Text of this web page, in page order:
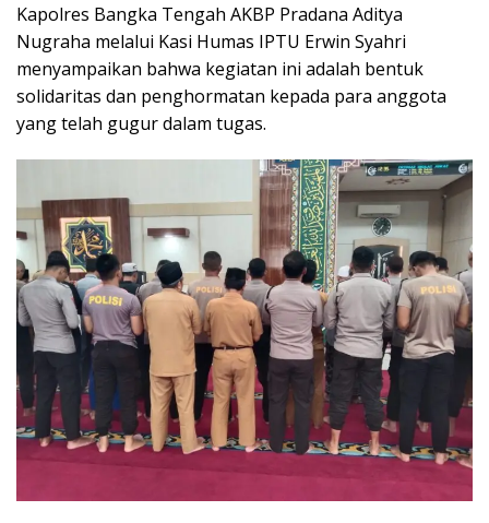
Kapolres Bangka Tengah AKBP Pradana Aditya
Nugraha melalui Kasi Humas IPTU Erwin Syahri
menyampaikan bahwa kegiatan ini adalah bentuk
solidaritas dan penghormatan kepada para anggota
yang telah gugur dalam tugas.